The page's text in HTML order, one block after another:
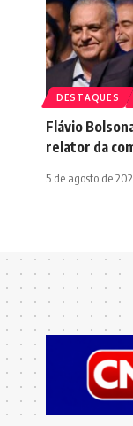
DESTAQUES
Flávio
relator da
5 de agosto de